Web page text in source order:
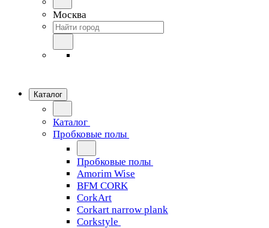
Москва
Каталог
Каталог
Пробковые полы
Пробковые полы
Amorim Wise
BFM CORK
CorkArt
Corkart narrow plank
Corkstyle